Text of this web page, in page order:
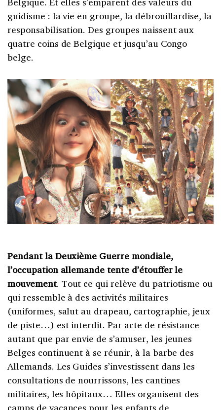
guidisme : la vie en groupe, la débrouillardise, la
responsabilisation. Des groupes naissent aux
quatre coins de Belgique et jusqu’au Congo
belge.
Pendant la Deuxième Guerre mondiale,
l’occupation allemande tente d’étouffer le
mouvement. Tout ce qui relève du patriotisme ou
qui ressemble à des activités militaires
(uniformes, salut au drapeau, cartographie, jeux
de piste…) est interdit. Par acte de résistance
autant que par envie de s’amuser, les jeunes
Belges continuent à se réunir, à la barbe des
Allemands. Les Guides s’investissent dans les
consultations de nourrissons, les cantines
militaires, les hôpitaux… Elles organisent des
camps de vacances pour les enfants de